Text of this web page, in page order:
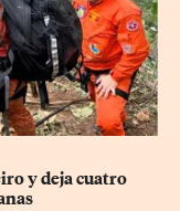
y deja cuatro